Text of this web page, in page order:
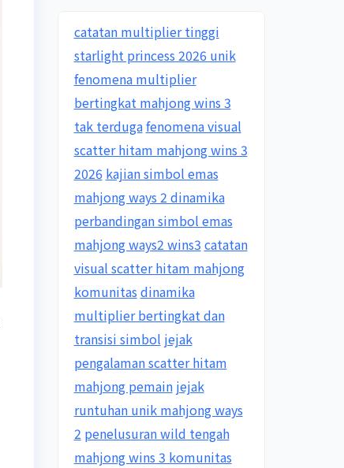
catatan multiplier tinggi
starlight princess 2026 unik
fenomena multiplier
bertingkat mahjong wins 3
tak terdugafenomena visual
scatter hitam mahjong wins 3
2026 kajian simbol emas
mahjong ways 2 dinamika
perbandingan simbol emas
mahjong ways2 wins3 catatan
visual scatter hitam mahjong
komunitas dinamika
multiplier bertingkat dan
transisi simbol jejak
pengalaman scatter hitam
mahjong pemain jejak
runtuhan unik mahjong ways
2 penelusuran wild tengah
mahjong wins 3 komunitas